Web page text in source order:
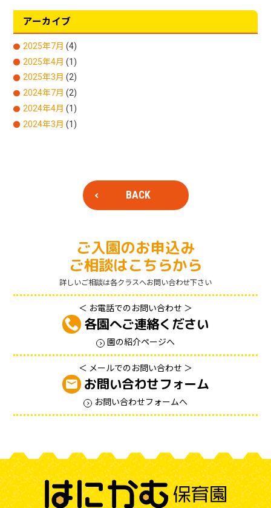
アーカイブ
2025年7月 (4)
2025年4月 (1)
2025年3月 (2)
2024年7月 (2)
2024年4月 (1)
2024年3月 (1)
BACK
ご入園のお申込み
ご相談はこちらから
詳しいご相談は各クラスへお問い合わせ下さい
＜ お電話でのお問い合わせ ＞
各園へご連絡ください
園の紹介ページへ
＜ メールでのお問い合わせ ＞
お問い合わせフォーム
お問い合わせフォームへ